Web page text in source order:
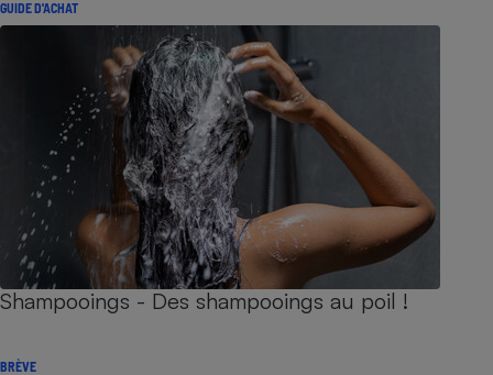
GUIDE D'ACHAT
Shampooings - Des shampooings au poil !
BRÈVE